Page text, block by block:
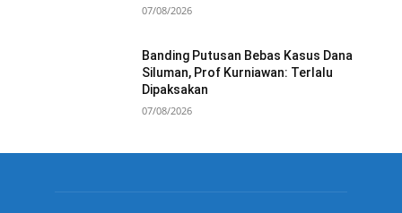
07/08/2026
Banding Putusan Bebas Kasus Dana
Siluman, Prof Kurniawan: Terlalu
Dipaksakan
07/08/2026